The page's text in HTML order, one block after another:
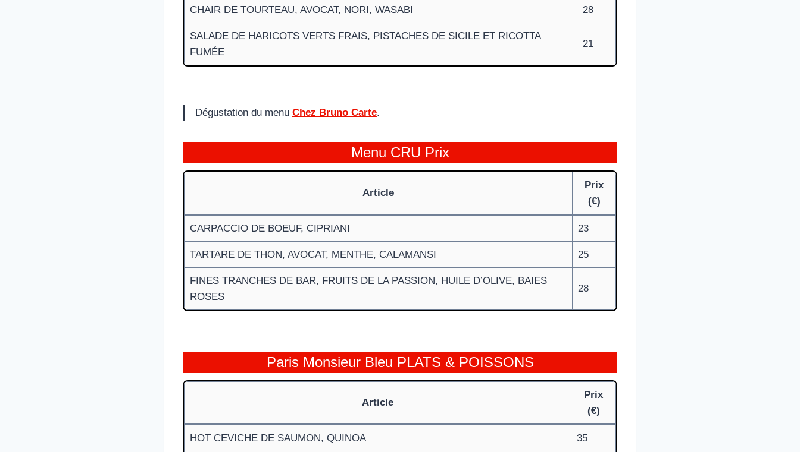
CHAIR DE TOURTEAU, AVOCAT, NORI, WASABI 28
SALADE DE HARICOTS VERTS FRAIS, PISTACHES DE SICILE ET RICOTTA
FUMÉE
21
Dégustation du menu Chez Bruno Carte.
Menu CRU Prix
Article
Prix
(€)
CARPACCIO DE BOEUF, CIPRIANI 23
TARTARE DE THON, AVOCAT, MENTHE, CALAMANSI 25
FINES TRANCHES DE BAR, FRUITS DE LA PASSION, HUILE D’OLIVE, BAIES
ROSES
28
Paris Monsieur Bleu PLATS & POISSONS
Article
Prix
(€)
HOT CEVICHE DE SAUMON, QUINOA 35